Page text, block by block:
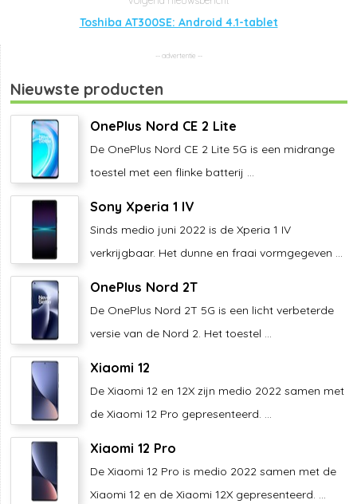
Toshiba AT300SE: Android 4.1-tablet
Nieuwste producten
OnePlus Nord CE 2 Lite
De OnePlus Nord CE 2 Lite 5G is een midrange
toestel met een flinke batterij ...
Sony Xperia 1 IV
Sinds medio juni 2022 is de Xperia 1 IV
verkrijgbaar. Het dunne en fraai vormgegeven ...
OnePlus Nord 2T
De OnePlus Nord 2T 5G is een licht verbeterde
versie van de Nord 2. Het toestel ...
Xiaomi 12
De Xiaomi 12 en 12X zijn medio 2022 samen met
de Xiaomi 12 Pro gepresenteerd. ...
Xiaomi 12 Pro
De Xiaomi 12 Pro is medio 2022 samen met de
Xiaomi 12 en de Xiaomi 12X gepresenteerd. ...